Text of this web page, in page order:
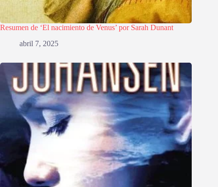
Resumen de ‘El nacimiento de Venus’ por Sarah Dunant
abril 7, 2025